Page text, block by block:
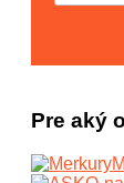
Pre aký